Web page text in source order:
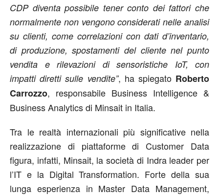
CDP diventa possibile tener conto dei fattori che
normalmente non vengono considerati nelle analisi
su clienti, come correlazioni con dati d’inventario,
di produzione, spostamenti del cliente nel punto
vendita e rilevazioni di sensoristiche IoT, con
impatti diretti sulle vendite”, ha spiegato Roberto
Carrozzo, responsabile Business Intelligence &
Business Analytics di Minsait in Italia.
Tra le realtà internazionali più significative nella
realizzazione di piattaforme di Customer Data
figura, infatti, Minsait, la società di Indra leader per
l’IT e la Digital Transformation. Forte della sua
lunga esperienza in Master Data Management,